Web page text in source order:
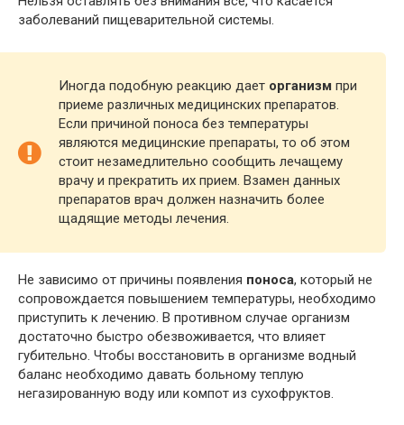
заболеваний пищеварительной системы.
Иногда подобную реакцию дает организм при
приеме различных медицинских препаратов.
Если причиной поноса без температуры
являются медицинские препараты, то об этом
стоит незамедлительно сообщить лечащему
врачу и прекратить их прием. Взамен данных
препаратов врач должен назначить более
щадящие методы лечения.
Не зависимо от причины появления поноса, который не
сопровождается повышением температуры, необходимо
приступить к лечению. В противном случае организм
достаточно быстро обезвоживается, что влияет
губительно. Чтобы восстановить в организме водный
баланс необходимо давать больному теплую
негазированную воду или компот из сухофруктов.